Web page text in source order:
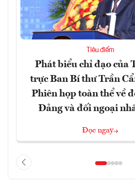
Tiêu điểm
Phát biểu chỉ đạo của
trực Ban Bí thư Trần
Phiên họp toàn thể về
Đảng và đối ngoại
Đọc ngay